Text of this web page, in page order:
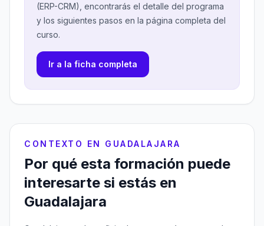
(ERP-CRM), encontrarás el detalle del programa
y los siguientes pasos en la página completa del
curso.
Ir a la ficha completa
CONTEXTO EN GUADALAJARA
Por qué esta formación puede
interesarte si estás en
Guadalajara